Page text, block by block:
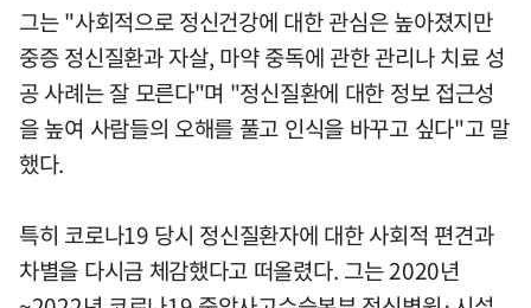
그는 "사회적으로 정신건강에 대한 관심은 높아졌지만
중증 정신질환과 자살, 마약 중독에 관한 관리나 치료 성
공 사례는 잘 모른다"며 "정신질환에 대한 정보 접근성
을 높여 사람들의 오해를 풀고 인식을 바꾸고 싶다"고 말
했다.
특히 코로나19 당시 정신질환자에 대한 사회적 편견과
차별을 다시금 체감했다고 떠올렸다. 그는 2020년